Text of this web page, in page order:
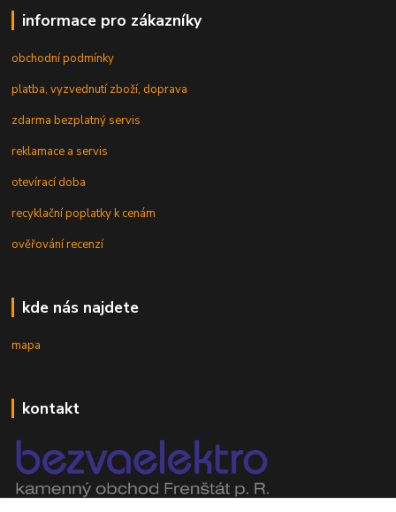
informace pro zákazníky
obchodní podmínky
platba, vyzvednutí zboží, doprava
zdarma bezplatný servis
reklamace a servis
otevírací doba
recyklační poplatky k cenám
ověřování recenzí
kde nás najdete
mapa
kontakt